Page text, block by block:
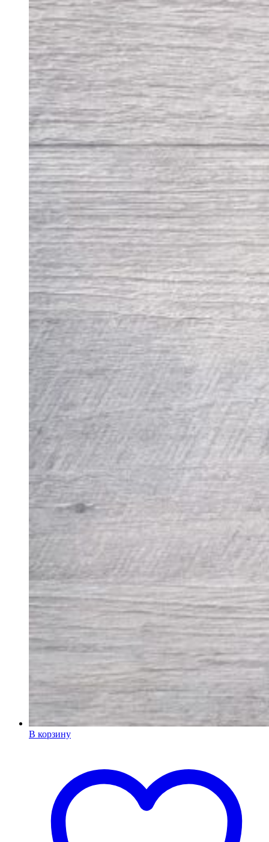
В корзину